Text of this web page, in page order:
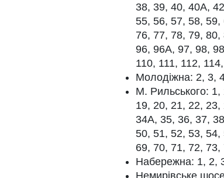
38, 39, 40, 40А,
55, 56, 57, 58,
76, 77, 78, 79,
96, 96А, 97, 98,
110, 111, 112,
Молодіжна: 2, 3,
М. Рильського:
19, 20, 21, 22,
34А, 35, 36, 37,
50, 51, 52, 53,
69, 70, 71, 72,
Набережна: 1, 2,